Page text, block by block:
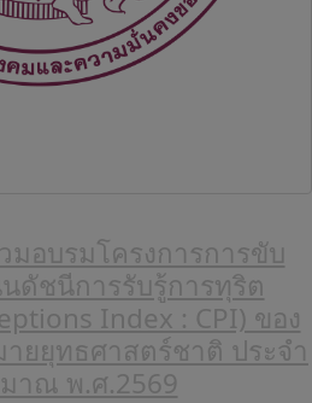
มอบรมโครงการการขับ
ดัชนีการรับรู้การทุริต
Index : CPI) ของ
ายยุทธศาสตร์ชาติ ประจำ
าณ พ.ศ.2569